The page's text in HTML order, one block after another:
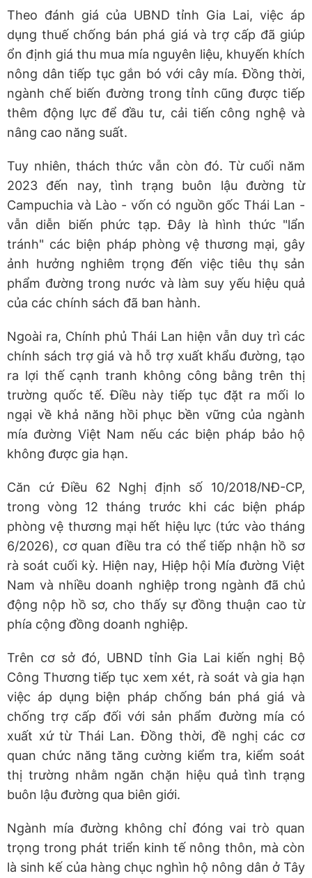
Theo đánh giá của UBND tỉnh Gia Lai, việc áp
dụng thuế chống bán phá giá và trợ cấp đã giúp
ổn định giá thu mua mía nguyên liệu, khuyến khích
nông dân tiếp tục gắn bó với cây mía. Đồng thời,
ngành chế biến đường trong tỉnh cũng được tiếp
thêm động lực để đầu tư, cải tiến công nghệ và
nâng cao năng suất.
Tuy nhiên, thách thức vẫn còn đó. Từ cuối năm
2023 đến nay, tình trạng buôn lậu đường từ
Campuchia và Lào - vốn có nguồn gốc Thái Lan -
vẫn diễn biến phức tạp. Đây là hình thức "lẩn
tránh" các biện pháp phòng vệ thương mại, gây
ảnh hưởng nghiêm trọng đến việc tiêu thụ sản
phẩm đường trong nước và làm suy yếu hiệu quả
của các chính sách đã ban hành.
Ngoài ra, Chính phủ Thái Lan hiện vẫn duy trì các
chính sách trợ giá và hỗ trợ xuất khẩu đường, tạo
ra lợi thế cạnh tranh không công bằng trên thị
trường quốc tế. Điều này tiếp tục đặt ra mối lo
ngại về khả năng hồi phục bền vững của ngành
mía đường Việt Nam nếu các biện pháp bảo hộ
không được gia hạn.
Căn cứ Điều 62 Nghị định số 10/2018/NĐ-CP,
trong vòng 12 tháng trước khi các biện pháp
phòng vệ thương mại hết hiệu lực (tức vào tháng
6/2026), cơ quan điều tra có thể tiếp nhận hồ sơ
rà soát cuối kỳ. Hiện nay, Hiệp hội Mía đường Việt
Nam và nhiều doanh nghiệp trong ngành đã chủ
động nộp hồ sơ, cho thấy sự đồng thuận cao từ
phía cộng đồng doanh nghiệp.
Trên cơ sở đó, UBND tỉnh Gia Lai kiến nghị Bộ
Công Thương tiếp tục xem xét, rà soát và gia hạn
việc áp dụng biện pháp chống bán phá giá và
chống trợ cấp đối với sản phẩm đường mía có
xuất xứ từ Thái Lan. Đồng thời, đề nghị các cơ
quan chức năng tăng cường kiểm tra, kiểm soát
thị trường nhằm ngăn chặn hiệu quả tình trạng
buôn lậu đường qua biên giới.
Ngành mía đường không chỉ đóng vai trò quan
trọng trong phát triển kinh tế nông thôn, mà còn
là sinh kế của hàng chục nghìn hộ nông dân ở Tây